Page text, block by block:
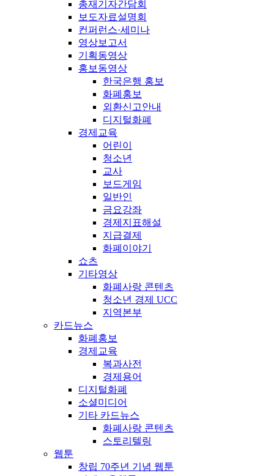
총재기자간담회
보도자료설명회
컨퍼런스·세미나
영상보고서
기획동영상
홍보동영상
한국은행 홍보
화폐홍보
외환신고안내
디지털화폐
경제교육
어린이
청소년
교사
보드게임
일반인
금요강좌
경제지표해설
지급결제
화폐이야기
쇼츠
기타영상
화폐사랑 콘텐츠
청소년 경제 UCC
지역본부
카드뉴스
화폐홍보
경제교육
복과사전
경제용어
디지털화폐
소셜미디어
기타 카드뉴스
화폐사랑 콘텐츠
스토리텔링
웹툰
창립 70주년 기념 웹툰